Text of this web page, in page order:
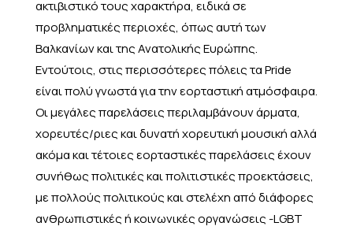
ακτιβιστικό τους χαρακτήρα, ειδικά σε
προβληματικές περιοχές, όπως αυτή των
Βαλκανίων και της Ανατολικής Ευρώπης.
Εντούτοις, στις περισσότερες πόλεις τα Pride
είναι πολύ γνωστά για την εορταστική ατμόσφαιρα.
Οι μεγάλες παρελάσεις περιλαμβάνουν άρματα,
χορευτές/ριες και δυνατή χορευτική μουσική αλλά
ακόμα και τέτοιες εορταστικές παρελάσεις έχουν
συνήθως πολιτικές και πολιτιστικές προεκτάσεις,
με πολλούς πολιτικούς και στελέχη από διάφορες
ανθρωπιστικές ή κοινωνικές οργανώσεις -LGBT